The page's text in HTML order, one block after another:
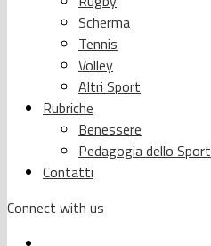
Scherma
Tennis
Volley
Altri Sport
Rubriche
Benessere
Pedagogia dello Sport
Contatti
Connect with us